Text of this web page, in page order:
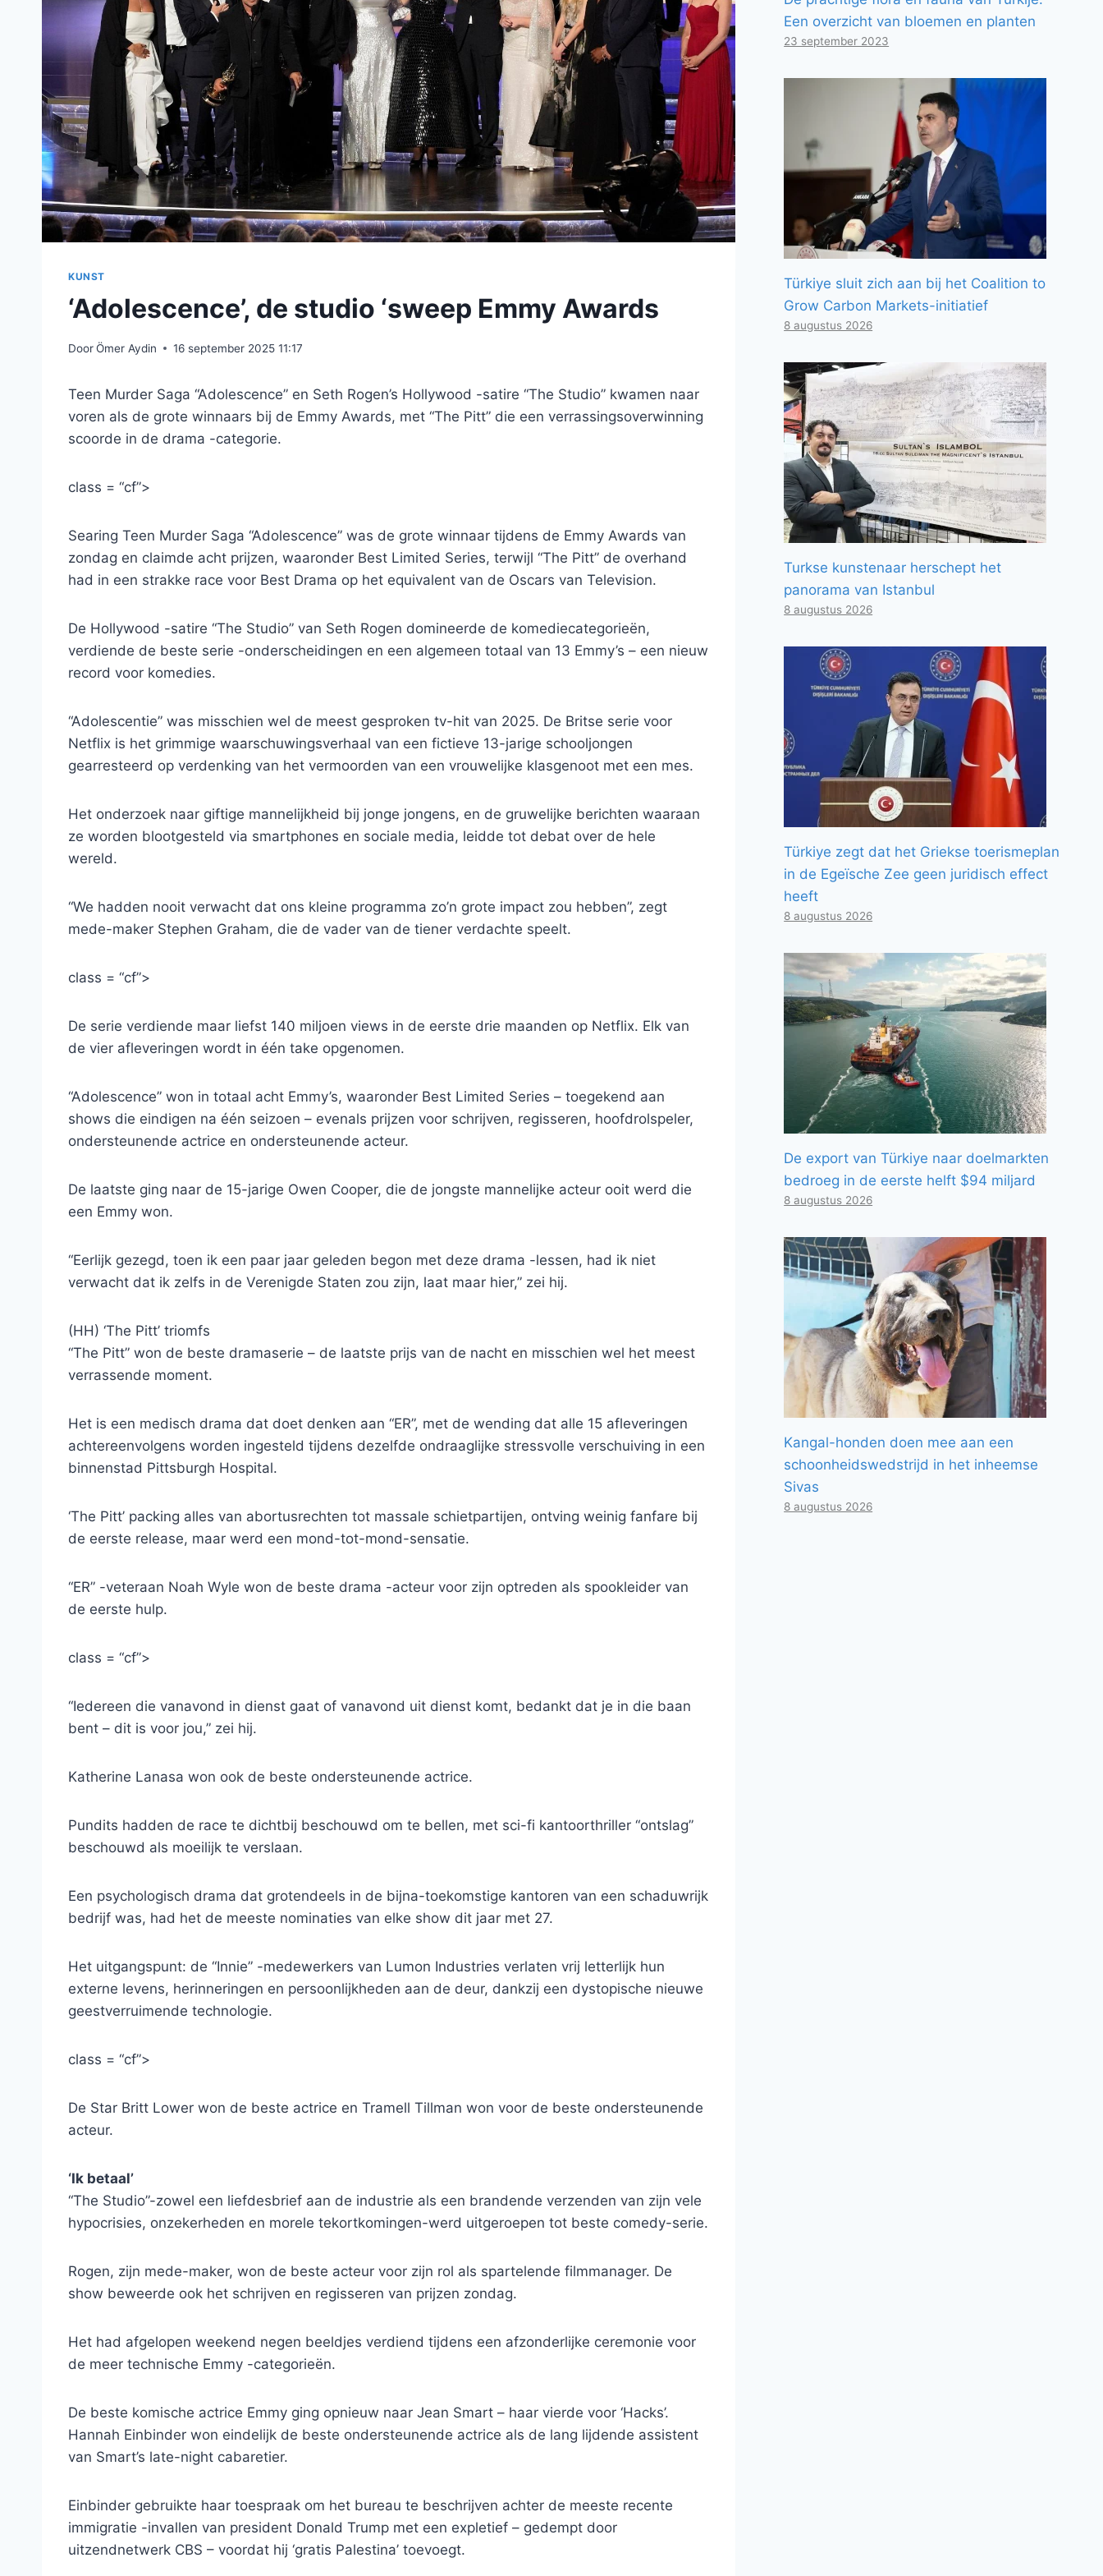
KUNST
‘Adolescence’, de studio ‘sweep Emmy Awards
DoorÖmer Aydin 16 september 2025 11:17
Teen Murder Saga “Adolescence” en Seth Rogen’s Hollywood -satire “The Studio” kwamen naar
voren als de grote winnaars bij de Emmy Awards, met “The Pitt” die een verrassingsoverwinning
scoorde in de drama -categorie.
class = “cf”>
Searing Teen Murder Saga “Adolescence” was de grote winnaar tijdens de Emmy Awards van
zondag en claimde acht prijzen, waaronder Best Limited Series, terwijl “The Pitt” de overhand
had in een strakke race voor Best Drama op het equivalent van de Oscars van Television.
De Hollywood -satire “The Studio” van Seth Rogen domineerde de komediecategorieën,
verdiende de beste serie -onderscheidingen en een algemeen totaal van 13 Emmy’s – een nieuw
record voor komedies.
“Adolescentie” was misschien wel de meest gesproken tv-hit van 2025. De Britse serie voor
Netflix is ​​het grimmige waarschuwingsverhaal van een fictieve 13-jarige schooljongen
gearresteerd op verdenking van het vermoorden van een vrouwelijke klasgenoot met een mes.
Het onderzoek naar giftige mannelijkheid bij jonge jongens, en de gruwelijke berichten waaraan
ze worden blootgesteld via smartphones en sociale media, leidde tot debat over de hele
wereld.
“We hadden nooit verwacht dat ons kleine programma zo’n grote impact zou hebben”, zegt
mede-maker Stephen Graham, die de vader van de tiener verdachte speelt.
class = “cf”>
De serie verdiende maar liefst 140 miljoen views in de eerste drie maanden op Netflix. Elk van
de vier afleveringen wordt in één take opgenomen.
“Adolescence” won in totaal acht Emmy’s, waaronder Best Limited Series – toegekend aan
shows die eindigen na één seizoen – evenals prijzen voor schrijven, regisseren, hoofdrolspeler,
ondersteunende actrice en ondersteunende acteur.
De laatste ging naar de 15-jarige Owen Cooper, die de jongste mannelijke acteur ooit werd die
een Emmy won.
“Eerlijk gezegd, toen ik een paar jaar geleden begon met deze drama -lessen, had ik niet
verwacht dat ik zelfs in de Verenigde Staten zou zijn, laat maar hier,” zei hij.
(HH) ‘The Pitt’ triomfs
“The Pitt” won de beste dramaserie – de laatste prijs van de nacht en misschien wel het meest
verrassende moment.
Het is een medisch drama dat doet denken aan “ER”, met de wending dat alle 15 afleveringen
achtereenvolgens worden ingesteld tijdens dezelfde ondraaglijke stressvolle verschuiving in een
binnenstad Pittsburgh Hospital.
‘The Pitt’ packing alles van abortusrechten tot massale schietpartijen, ontving weinig fanfare bij
de eerste release, maar werd een mond-tot-mond-sensatie.
“ER” -veteraan Noah Wyle won de beste drama -acteur voor zijn optreden als spookleider van
de eerste hulp.
class = “cf”>
“Iedereen die vanavond in dienst gaat of vanavond uit dienst komt, bedankt dat je in die baan
bent – dit is voor jou,” zei hij.
Katherine Lanasa won ook de beste ondersteunende actrice.
Pundits hadden de race te dichtbij beschouwd om te bellen, met sci-fi kantoorthriller “ontslag”
beschouwd als moeilijk te verslaan.
Een psychologisch drama dat grotendeels in de bijna-toekomstige kantoren van een schaduwrijk
bedrijf was, had het de meeste nominaties van elke show dit jaar met 27.
Het uitgangspunt: de “Innie” -medewerkers van Lumon Industries verlaten vrij letterlijk hun
externe levens, herinneringen en persoonlijkheden aan de deur, dankzij een dystopische nieuwe
geestverruimende technologie.
class = “cf”>
De Star Britt Lower won de beste actrice en Tramell Tillman won voor de beste ondersteunende
acteur.
‘Ik betaal’
“The Studio”-zowel een liefdesbrief aan de industrie als een brandende verzenden van zijn vele
hypocrisies, onzekerheden en morele tekortkomingen-werd uitgeroepen tot beste comedy-serie.
Rogen, zijn mede-maker, won de beste acteur voor zijn rol als spartelende filmmanager. De
show beweerde ook het schrijven en regisseren van prijzen zondag.
Het had afgelopen weekend negen beeldjes verdiend tijdens een afzonderlijke ceremonie voor
de meer technische Emmy -categorieën.
De beste komische actrice Emmy ging opnieuw naar Jean Smart – haar vierde voor ‘Hacks’.
Hannah Einbinder won eindelijk de beste ondersteunende actrice als de lang lijdende assistent
van Smart’s late-night cabaretier.
Einbinder gebruikte haar toespraak om het bureau te beschrijven achter de meeste recente
immigratie -invallen van president Donald Trump met een expletief – gedempt door
uitzendnetwerk CBS – voordat hij ‘gratis Palestina’ toevoegt.
Een overzicht van bloemen en planten
23 september 2023
Türkiye sluit zich aan bij het Coalition to
Grow Carbon Markets-initiatief
8 augustus 2026
Turkse kunstenaar herschept het
panorama van Istanbul
8 augustus 2026
Türkiye zegt dat het Griekse toerismeplan
in de Egeïsche Zee geen juridisch effect
heeft
8 augustus 2026
De export van Türkiye naar doelmarkten
bedroeg in de eerste helft $94 miljard
8 augustus 2026
Kangal-honden doen mee aan een
schoonheidswedstrijd in het inheemse
Sivas
8 augustus 2026